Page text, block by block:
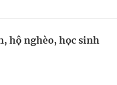
hộ nghèo, học sinh